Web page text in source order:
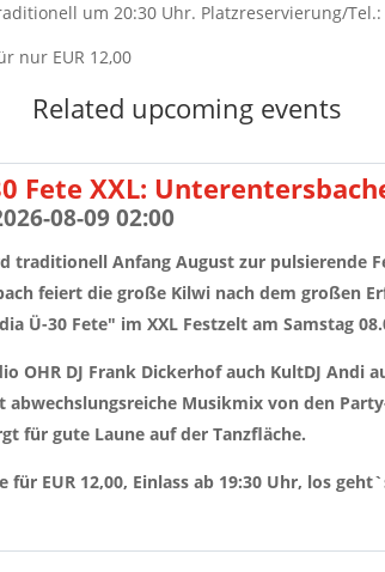
um 20:30 Uhr. Platzreservierung/Tel.:
nur EUR 12,00
Related upcoming events
Fete XXL:
08-09 02:00
traditionell Anfang August zur pulsierende
feiert die große Kilwi nach dem großen
Ü-30 Fete" im XXL Festzelt am Samstag
OHR DJ Frank Dickerhof auch KultDJ Andi
abwechslungsreiche Musikmix von den
für gute Laune auf der Tanzfläche.
für EUR 12,00, Einlass ab 19:30 Uhr, los